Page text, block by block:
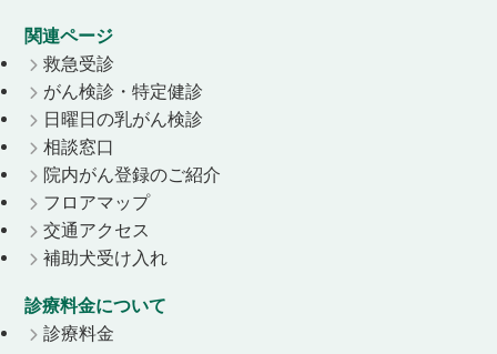
関連ページ
救急受診
がん検診・特定健診
日曜日の乳がん検診
相談窓口
院内がん登録のご紹介
フロアマップ
交通アクセス
補助犬受け入れ
診療料金について
診療料金